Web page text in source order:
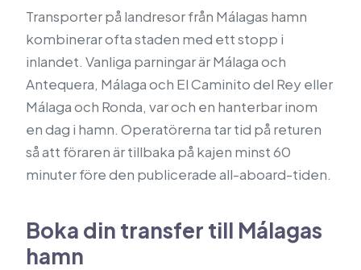
Transporter på landresor från Málagas hamn
kombinerar ofta staden med ett stopp i
inlandet. Vanliga parningar är Málaga och
Antequera, Málaga och El Caminito del Rey eller
Málaga och Ronda, var och en hanterbar inom
en dag i hamn. Operatörerna tar tid på returen
så att föraren är tillbaka på kajen minst 60
minuter före den publicerade all-aboard-tiden.
Boka din transfer till Málagas
hamn